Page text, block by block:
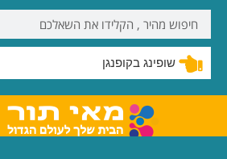
שופינג בקופנגן